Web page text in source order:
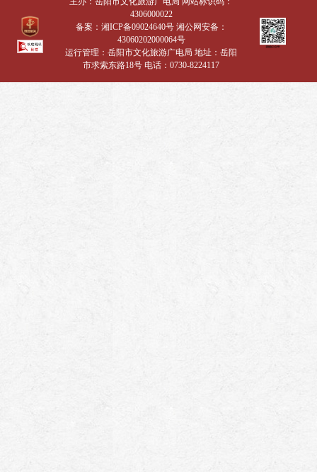
4306000022
备案： 湘ICP备09024640号 湘公网安备：
43060202000064号
运行管理：岳阳市文化旅游广电局 地址：岳阳
市求索东路18号 电话：0730-8224117